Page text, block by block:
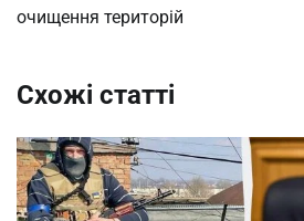
очищення територій
Схожі статті